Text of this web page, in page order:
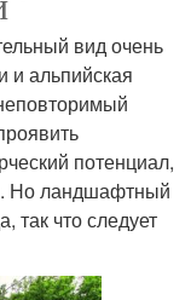
вид очень
и альпийская
потенциал,
Но ландшафтный
так что следует